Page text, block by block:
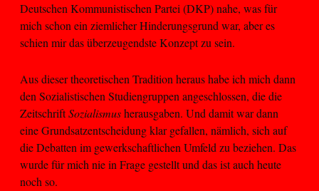
Deutschen Kommunistischen Partei (DKP) nahe, was für
mich schon ein ziemlicher Hinderungsgrund war, aber es
schien mir das überzeugendste Konzept zu sein.
Aus dieser theoretischen Tradition heraus habe ich mich dann
den Sozialistischen Studiengruppen angeschlossen, die die
ZeitschriftSozialismusherausgaben. Und damit war dann
eine Grundsatzentscheidung klar gefallen, nämlich, sich auf
die Debatten im gewerkschaftlichen Umfeld zu beziehen. Das
wurde für mich nie in Frage gestellt und das ist auch heute
noch so.